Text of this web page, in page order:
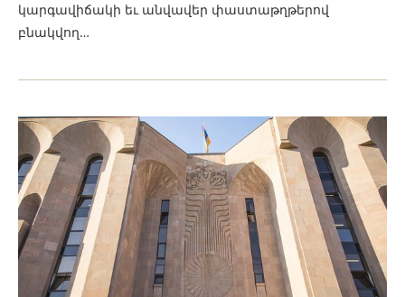
կարգավիճակի եւ անվավեր փաստաթղթերով
բնակվող…